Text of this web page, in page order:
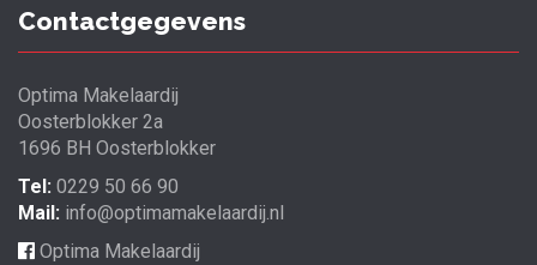
Contactgegevens
Optima Makelaardij
Oosterblokker 2a
1696 BH Oosterblokker
Tel: 0229 50 66 90
Mail: info@optimamakelaardij.nl
Optima Makelaardij